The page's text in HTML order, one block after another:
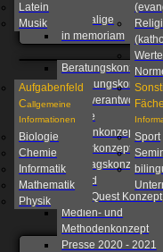
Ehemalige
in memoriam
Beratungskonzept
Betreuungskonzept
Eigenverantwortliche
Schule
Fahrtenkonzept
Förderkonzept
Ganztagskonzept
Leitbild
Lions Quest Konzept
Medien- und
Methodenkonzept
Presse 2020 - 2021
Latein
Musik
Aufgabenfeld
Callgemeine
Informationen
Biologie
Chemie
Informatik
Mathematik
Physik
Sport